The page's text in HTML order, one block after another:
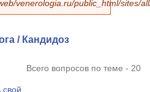
venerologia.ru/public_html/sites/
/ Кандидоз
Всего вопросов по теме - 20
свой